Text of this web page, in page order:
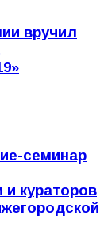
вручил
семинар
кураторов